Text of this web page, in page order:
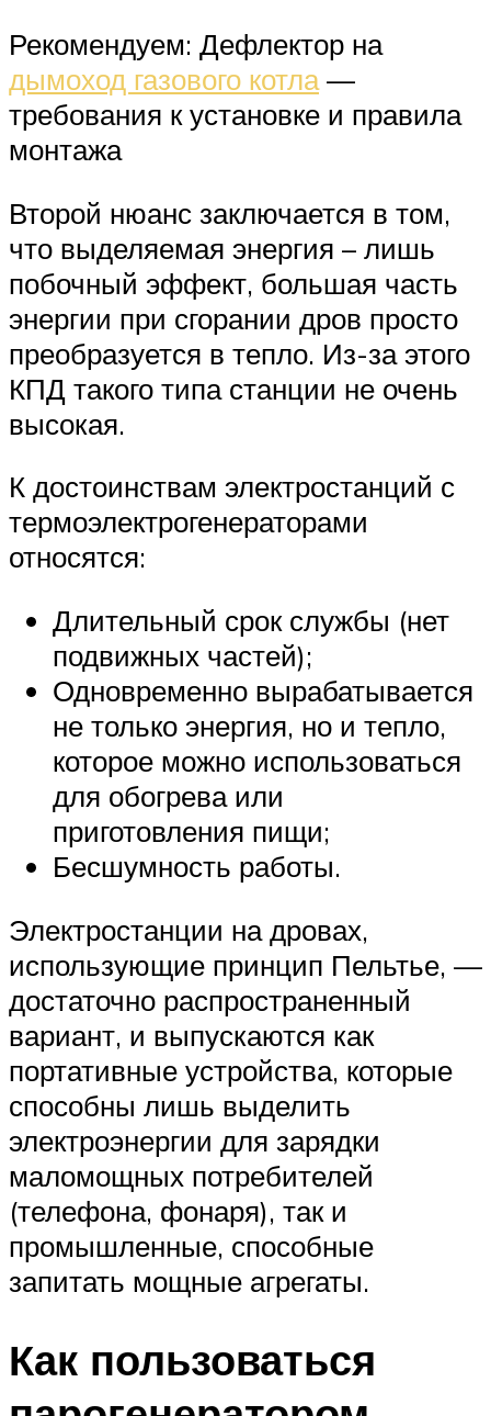
Рекомендуем: Дефлектор на
дымоход газового котла—
требования к установке и правила
монтажа
Второй нюанс заключается в том,
что выделяемая энергия – лишь
побочный эффект, большая часть
энергии при сгорании дров просто
преобразуется в тепло. Из-за этого
КПД такого типа станции не очень
высокая.
К достоинствам электростанций с
термоэлектрогенераторами
относятся:
Длительный срок службы (нет
подвижных частей);
Одновременно вырабатывается
не только энергия, но и тепло,
которое можно использоваться
для обогрева или
приготовления пищи;
Бесшумность работы.
Электростанции на дровах,
использующие принцип Пельтье, —
достаточно распространенный
вариант, и выпускаются как
портативные устройства, которые
способны лишь выделить
электроэнергии для зарядки
маломощных потребителей
(телефона, фонаря), так и
промышленные, способные
запитать мощные агрегаты.
Как пользоваться